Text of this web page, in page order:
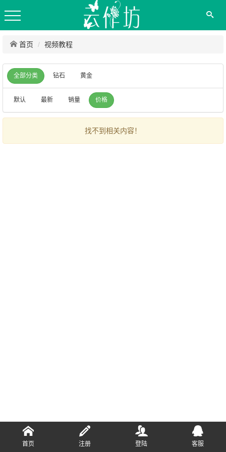
首页 视频教程
全部分类 钻石 黄金
默认 最新 销量 价格
找不到相关内容！
首页 注册 登陆 客服